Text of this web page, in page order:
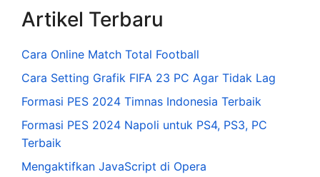
Artikel Terbaru
Cara Online Match Total Football
Cara Setting Grafik FIFA 23 PC Agar Tidak Lag
Formasi PES 2024 Timnas Indonesia Terbaik
Formasi PES 2024 Napoli untuk PS4, PS3, PC
Terbaik
Mengaktifkan JavaScript di Opera